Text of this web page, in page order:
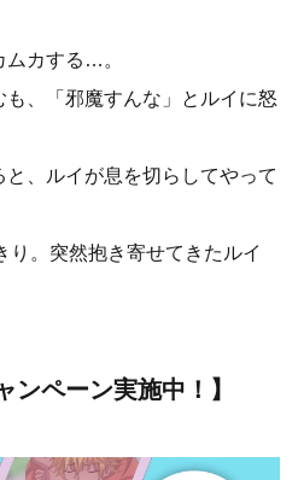
ムカする…。
、「邪魔すんな」とルイに怒
、ルイが息を切らしてやって
り。突然抱き寄せてきたルイ
ンペーン実施中！】